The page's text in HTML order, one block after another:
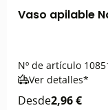
Vaso apilable
Nº de artículo
Ver detalles*
Desde2,96 €